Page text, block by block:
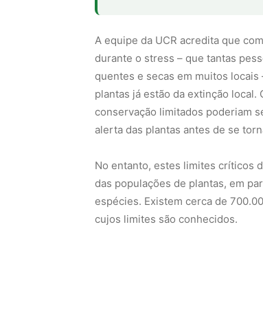
A equipe da UCR acredita que
durante o stress – que tantas
quentes e secas em muitos
plantas já estão da extinção
conservação limitados poderiam
alerta das plantas antes de se
No entanto, estes limites críticos
das populações de plantas, em
espécies. Existem cerca de
cujos limites são conhecidos.